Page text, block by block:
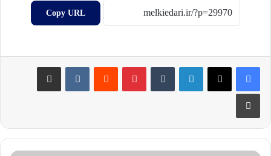
Copy URL